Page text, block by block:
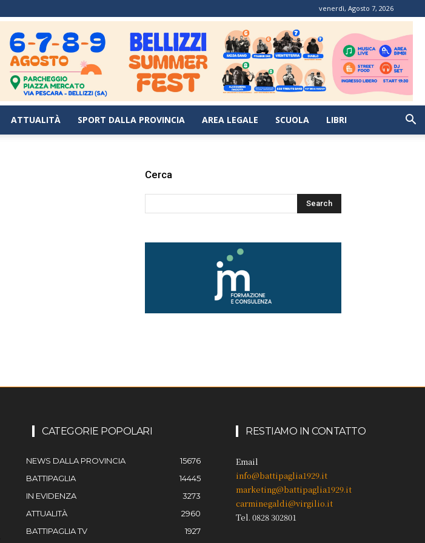
venerdì, Agosto 7, 2026
ATTUALITÀ SPORT DALLA PROVINCIA AREA LEGALE SCUOLA LIBRI
Cerca
CATEGORIE POPOLARI
NEWS DALLA PROVINCIA
15676
BATTIPAGLIA
14445
IN EVIDENZA
3273
ATTUALITÀ
2960
BATTIPAGLIA TV
1927
RESTIAMO IN CONTATTO
Email
info@battipaglia1929.it
marketing@battipaglia1929.it
carminegaldi@virgilio.it
Tel. 0828 302801